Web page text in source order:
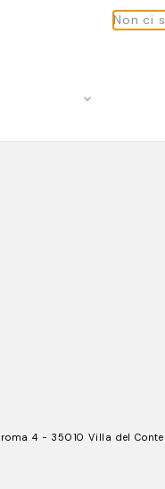
Non ci
4 - 35010 Villa del Conte